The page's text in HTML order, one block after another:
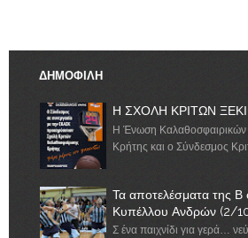
ΔΗΜΟΦΙΛΗ
Η ΣΧΟΛΗ ΚΡΙΤΩΝ
Η Ένωση Καλαθοσφαιρικών
Κρήτης και ο Σύνδεσμος
Τα αποτελέσματα της Β
Κυπέλλου Ανδρών (2/
Σ ένα παιχνίδι για γερά…